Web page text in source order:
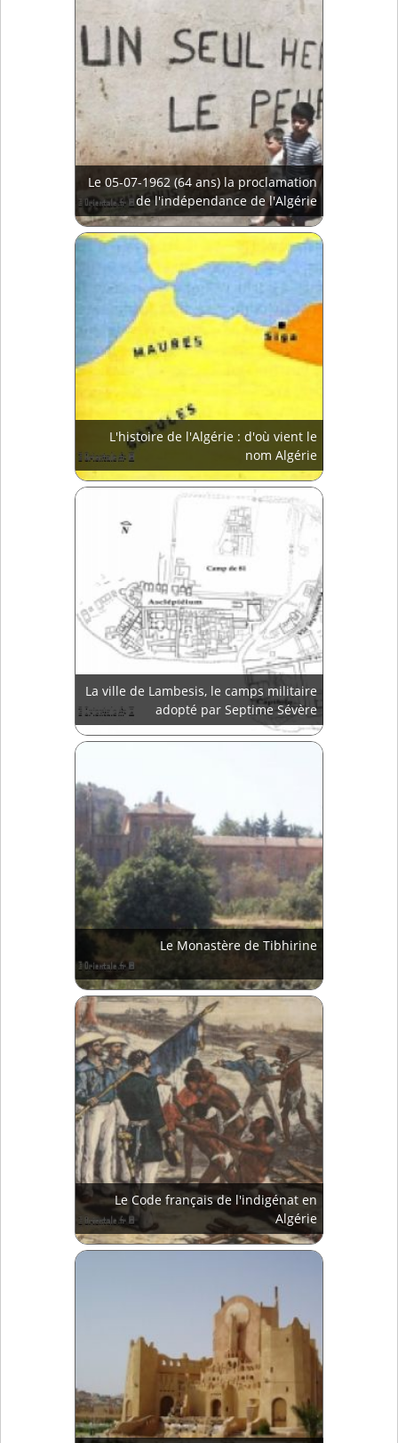
Le 05-07-1962 (64 ans) la proclamation
de l'indépendance de l'Algérie
L'histoire de l'Algérie : d'où vient le
nom Algérie
La ville de Lambesis, le camps militaire
adopté par Septime Sévère
Le Monastère de Tibhirine
Le Code français de l'indigénat en
Algérie